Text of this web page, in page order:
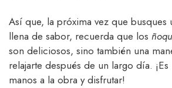
Así que, la próxima vez que busques
llena de sabor, recuerda que los
son deliciosos, sino también una
relajarte después de un largo día.
manos a la obra y disfrutar!